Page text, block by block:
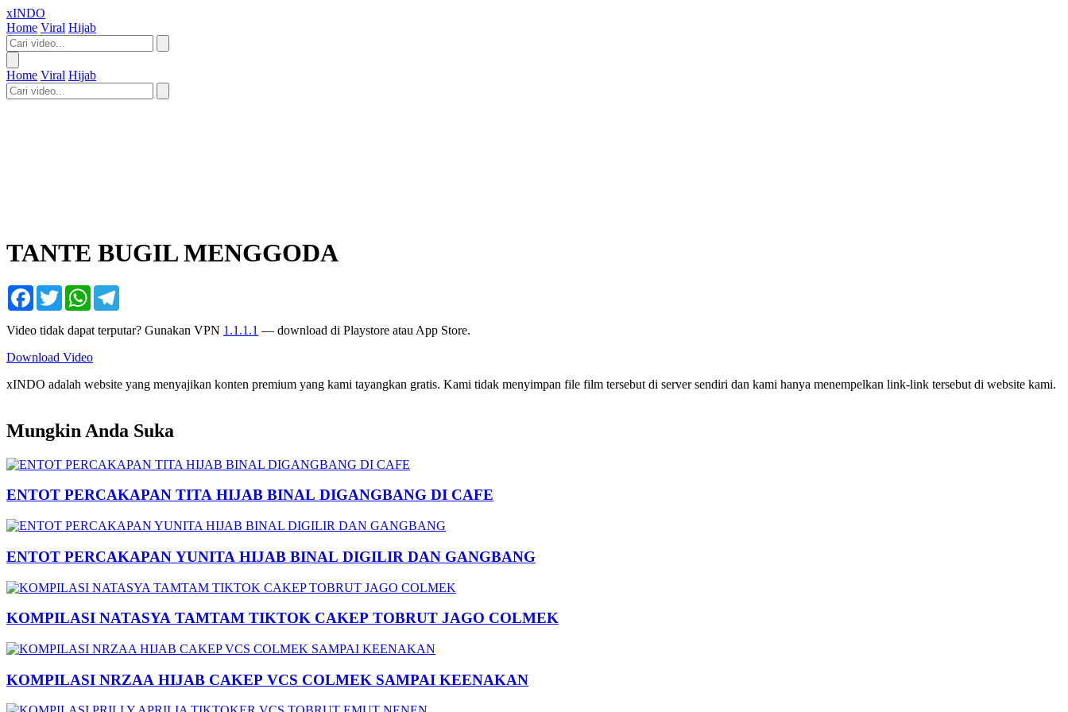
xINDO
Home Viral Hijab
Home Viral Hijab
TANTE BUGIL MENGGODA
Facebook
TwitterWhatsApp
Video tidak dapat terputar? Gunakan VPN 1.1.1.1 — download di Playstore atau App Store.
Download Video
xINDO adalah website yang menyajikan konten premium yang kami tayangkan gratis. Kami tidak menyimpan file film tersebut di server sendiri dan kami hanya menempelkan link-link tersebut di website kami.
Mungkin Anda Suka
ENTOT PERCAKAPAN TITA HIJAB BINAL DIGANGBANG DI CAFE
ENTOT PERCAKAPAN YUNITA HIJAB BINAL DIGILIR DAN GANGBANG
KOMPILASI NATASYA TAMTAM TIKTOK CAKEP TOBRUT JAGO COLMEK
KOMPILASI NRZAA HIJAB CAKEP VCS COLMEK SAMPAI KEENAKAN